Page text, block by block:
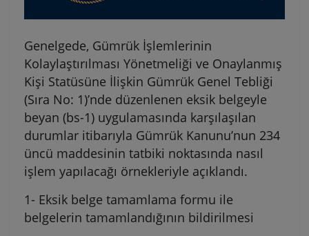
Genelgede, Gümrük İşlemlerinin
Kolaylaştırılması Yönetmeliği ve Onaylanmış
Kişi Statüsüne İlişkin Gümrük Genel Tebliği
(Sıra No: 1)’nde düzenlenen eksik belgeyle
beyan (bs-1) uygulamasında karşılaşılan
durumlar itibarıyla Gümrük Kanunu’nun 234
üncü maddesinin tatbiki noktasında nasıl
işlem yapılacağı örnekleriyle açıklandı.
1- Eksik belge tamamlama formu ile
belgelerin tamamlandığının bildirilmesi